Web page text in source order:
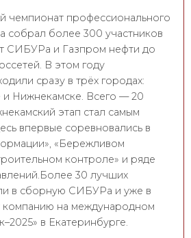
чемпионат профессионального
собрал более 300 участников
СИБУРа и Газпром нефти до
В этом году
сразу в трёх городах:
Нижнекамске. Всего — 20
этап стал самым
впервые соревновались в
«Бережливом
контроле» и ряде
30 лучших
в сборную СИБУРа и уже в
компанию на международном
в Екатеринбурге.